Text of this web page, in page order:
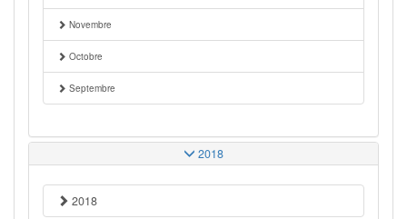
Novembre
Octobre
Septembre
2018
2018